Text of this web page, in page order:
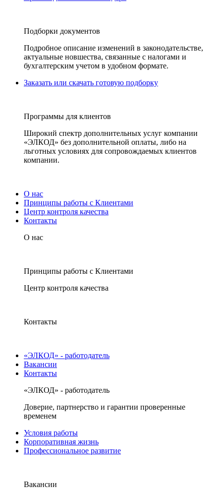
Подборки документов
Подробное описание изменений в законодательстве,
актуальные новшества, связанные с налогами и
бухгалтерским учетом в удобном формате.
Заказать или скачать готовую подборку
Программы для клиентов
Широкий спектр дополнительных услуг компании
«ЭЛКОД» без дополнительной оплаты, либо на
льготных условиях для сопровождаемых клиентов
компании.
О нас
Принципы работы с Клиентами
Центр контроля качества
Контакты
О нас
Принципы работы с Клиентами
Центр контроля качества
Контакты
«ЭЛКОД» - работодатель
Вакансии
Контакты
«ЭЛКОД» - работодатель
Доверие, партнерство и гарантии проверенные
временем
Условия работы
Корпоративная жизнь
Профессиональное развитие
Вакансии